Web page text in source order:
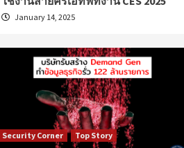
January 14, 2025
Security Corner Top Story